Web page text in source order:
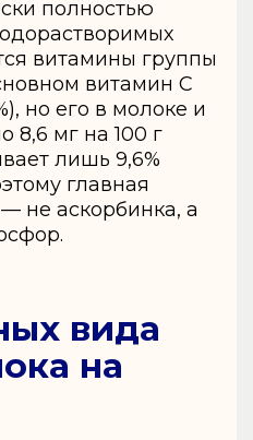
полностью
витамины группы
витамин C
но его в молоке и
8,6 мг на 100 г
лишь 9,6%
главная
не аскорбинка, а
вида
на